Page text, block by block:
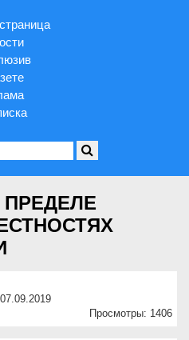
Просмотры: 1406